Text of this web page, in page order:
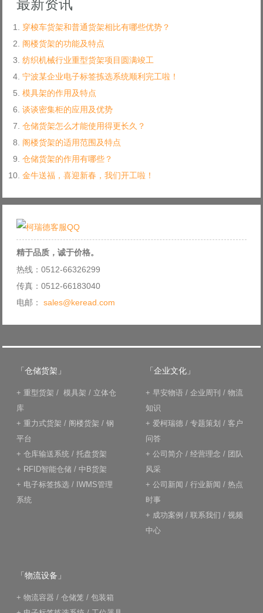
最新资讯
穿梭车货架和普通货架相比有哪些优势？
阁楼货架的功能及特点
纺织机械行业重型货架项目圆满竣工
宁波某企业电子标签拣选系统顺利完工啦！
模具架的作用及特点
谈谈密集柜的应用及优势
仓储货架怎么才能使用得更长久？
阁楼货架的适用范围及特点
仓储货架的作用有哪些？
金牛送福，喜迎新春，我们开工啦！
精于品质，诚于价格。
热线：0512-66326299
传真：0512-66183040
电邮： sales@keread.com
「仓储货架」
+ 重型货架 / 模具架 / 立体仓
库
+ 重力式货架 / 阁楼货架 / 钢
平台
+ 仓库输送系统 / 托盘货架
+ RFID智能仓储 / 中B货架
+ 电子标签拣选 / IWMS管理
系统
「企业文化」
+ 早安物语 / 企业周刊 / 物流
知识
+ 爱柯瑞德 / 专题策划 / 客户
问答
+ 公司简介 / 经营理念 / 团队
风采
+ 公司新闻 / 行业新闻 / 热点
时事
+ 成功案例 / 联系我们 / 视频
中心
「物流设备」
+ 物流容器 / 仓储笼 / 包装箱